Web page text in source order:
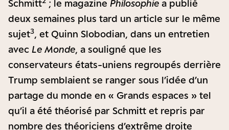
Schmitt
; le magazine Philosophie a publié
deux semaines plus tard un article sur le même
sujet3, et Quinn Slobodian, dans un entretien
avec Le Monde, a souligné que les
conservateurs états-uniens regroupés derrière
Trump semblaient se ranger sous l’idée d’un
partage du monde en « Grands espaces » tel
qu’il a été théorisé par Schmitt et repris par
nombre des théoriciens d’extrême droite